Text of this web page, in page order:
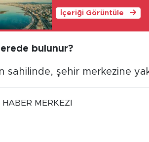
İçeriği Görüntüle
bulunur?
sahilinde, şehir merkezine
HABER MERKEZİ